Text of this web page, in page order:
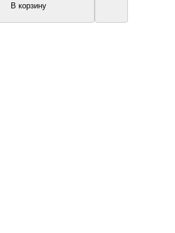
В корзину